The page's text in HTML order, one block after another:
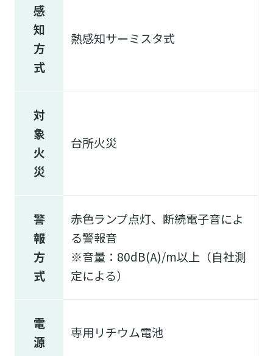
感
知
方
式
熱感知サーミスタ式
対
象
火
災
台所火災
警
報
方
式
赤色ランプ点灯、断続電子音によ
る警報音
※音量：80dB(A)/m以上（自社測
定による）
電
源
専用リチウム電池